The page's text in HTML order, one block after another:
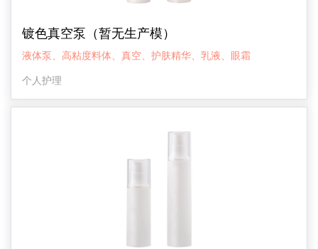
镀色真空泵（暂无生产模）
液体泵、高粘度料体、真空、护肤精华、乳液、眼霜
个人护理